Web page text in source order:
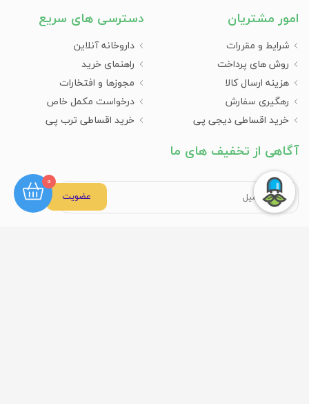
0
امور مشتریان
شرایط و مقررات
روش های پرداخت
هزینه ارسال کالا
رهگیری سفارش
خرید اقساطی دیجی پی
دسترسی های سریع
داروخانه آنلاین
راهنمای خرید
مجوزها و افتخارات
درخواست مکمل خاص
خرید اقساطی ترب پی
آگاهی از تخفیف های ما
عضویت